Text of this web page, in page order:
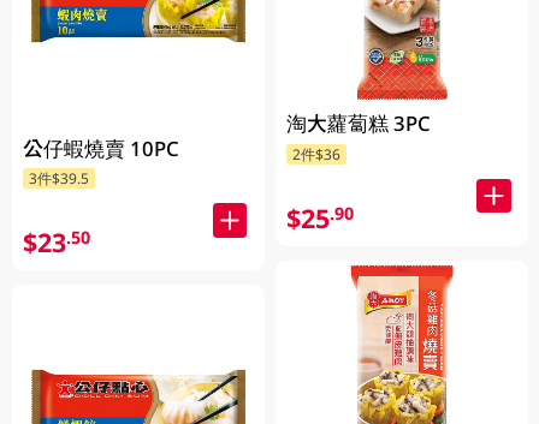
公仔蝦燒賣 10PC
3件$39.5
$23.50
淘大蘿蔔糕 3PC
2件$36
$25.90